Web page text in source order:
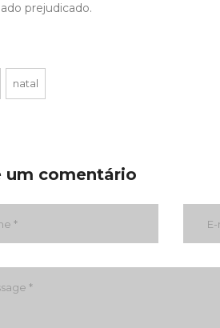
prejudicado.
natal
um comentário